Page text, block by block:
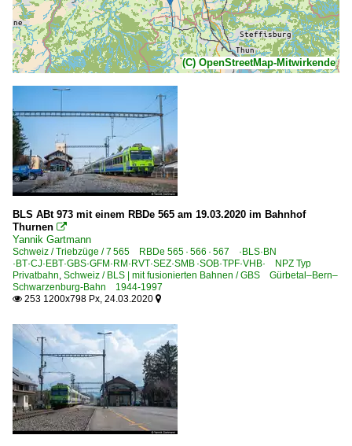
(C) OpenStreetMap-Mitwirkende
BLS ABt 973 mit einem RBDe 565 am 19.03.2020 im Bahnhof
Thurnen 
Yannik Gartmann
Schweiz / Triebzüge / 7 565 RBDe 565 · 566 · 567 ·BLS·BN
·BT·CJ·EBT·GBS·GFM·RM·RVT·SEZ·SMB ·SOB·TPF·VHB· NPZ Typ
Privatbahn, Schweiz / BLS | mit fusionierten Bahnen / GBS Gürbetal–Bern–
Schwarzenburg-Bahn 1944-1997
 253 1200x798 Px, 24.03.2020 